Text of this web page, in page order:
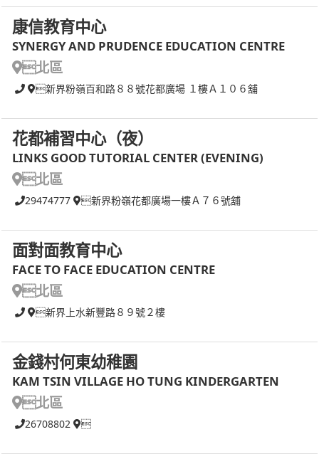
康信教育中心
SYNERGY AND PRUDENCE EDUCATION CENTRE
北區
新界粉嶺百和路８８號花都廣場 １樓Ａ１０６舖
花都補習中心（夜）
LINKS GOOD TUTORIAL CENTER (EVENING)
北區
29474777 新界粉嶺花都廣場一樓Ａ７６號舖
面對面教育中心
FACE TO FACE EDUCATION CENTRE
北區
新界上水新豐路８９號２樓
金錢村何東幼稚園
KAM TSIN VILLAGE HO TUNG KINDERGARTEN
北區
26708802 